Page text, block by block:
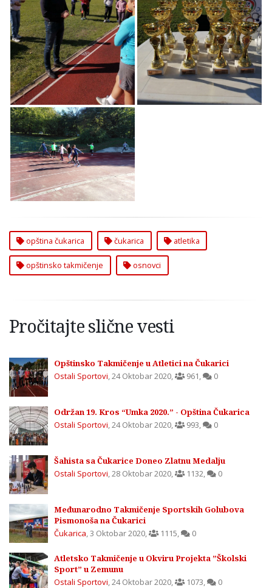
Opštinsko Takmičenje
u Atletici za Osnovce
na Čukarici
Opštinsko Takmičenje
u Atletici za Osnovce
na Čukarici
Opštinsko Takmičenje
u Atletici za Osnovce
na Čukarici
opština čukarica čukarica atletika
opštinsko takmičenje osnovci
Pročitajte slične vesti
Opštinsko Takmičenje u Atletici na Čukarici
Ostali Sportovi,24 Oktobar 2020, 961, 0
Održan 19. Kros “Umka 2020.” - Opština Čukarica
Ostali Sportovi,24 Oktobar 2020, 993, 0
Šahista sa Čukarice Doneo Zlatnu Medalju
Ostali Sportovi,28 Oktobar 2020, 1132, 0
Međunarodno Takmičenje Sportskih Golubova
Pismonoša na Čukarici
Čukarica,3 Oktobar 2020, 1115, 0
Atletsko Takmičenje u Okviru Projekta ”Školski
Sport” u Zemunu
Ostali Sportovi,24 Oktobar 2020, 1073, 0